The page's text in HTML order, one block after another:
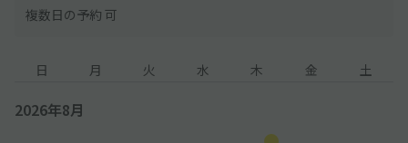
複数日の予約 可
日 月 火 水 木 金 土
2026年8月